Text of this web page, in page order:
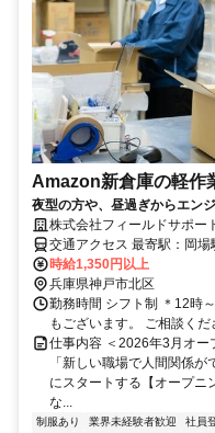
Amazon新倉庫の軽作
夜型の方や、昼過ぎからエン
迎バスで帰宅◎高時給1350円
株式会社フィールドサポー
交通アクセス 最寄駅：岡場駅 【勤務地】 神戸市北区有野町有野(
場駅」より徒歩10分) 【送迎バスあり】 ＊三ノ宮駅 (JR・阪急・阪神)
時給1,350円以上
兵庫県神戸市北区
勤務時間 シフト制 ＊12時
もございます。 ご相談くだ
仕事内容 ＜2026年3月オー
「新しい職場で人間関係
にスタートする【オープニ
な...
制服あり 業界未経験者歓迎 社員